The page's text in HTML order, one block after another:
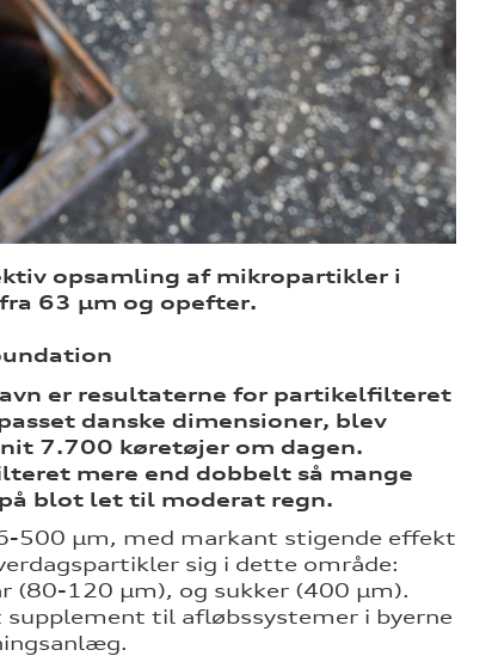
opsamling af mikropartikler i
63 µm og opefter.
er resultaterne for partikelfilteret
danske dimensioner, blev
7.700 køretøjer om dagen.
mere end dobbelt så mange
blot let til moderat regn.
µm, med markant stigende effekt
sig i dette område:
(80-120 µm), og sukker (400 µm).
til afløbssystemer i byerne